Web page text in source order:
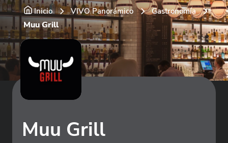
Inicio VIVO Panorámico Gastronomía
Muu Grill
Muu Grill